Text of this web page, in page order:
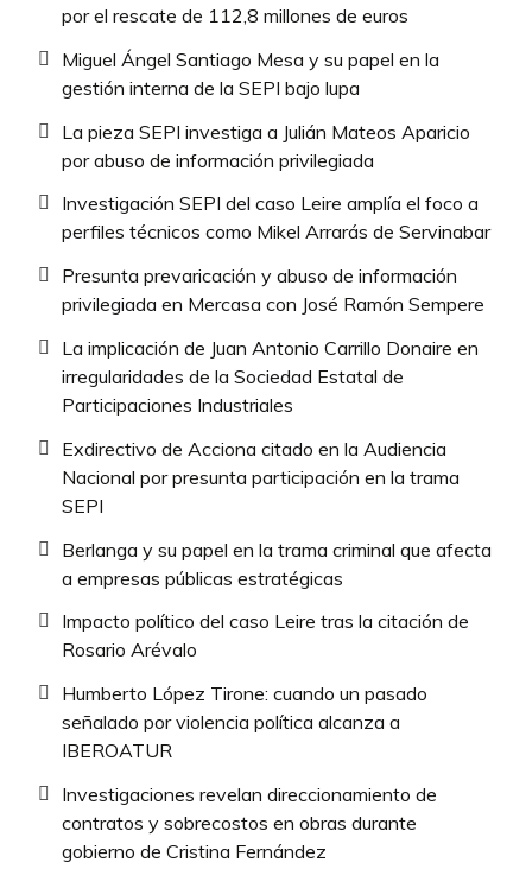
por el rescate de 112,8 millones de euros
Miguel Ángel Santiago Mesa y su papel en la
gestión interna de la SEPI bajo lupa
La pieza SEPI investiga a Julián Mateos Aparicio
por abuso de información privilegiada
Investigación SEPI del caso Leire amplía el foco a
perfiles técnicos como Mikel Arrarás de Servinabar
Presunta prevaricación y abuso de información
privilegiada en Mercasa con José Ramón Sempere
La implicación de Juan Antonio Carrillo Donaire en
irregularidades de la Sociedad Estatal de
Participaciones Industriales
Exdirectivo de Acciona citado en la Audiencia
Nacional por presunta participación en la trama
SEPI
Berlanga y su papel en la trama criminal que afecta
a empresas públicas estratégicas
Impacto político del caso Leire tras la citación de
Rosario Arévalo
Humberto López Tirone: cuando un pasado
señalado por violencia política alcanza a
IBEROATUR
Investigaciones revelan direccionamiento de
contratos y sobrecostos en obras durante
gobierno de Cristina Fernández